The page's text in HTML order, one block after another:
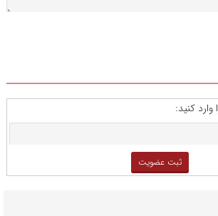
کنید: